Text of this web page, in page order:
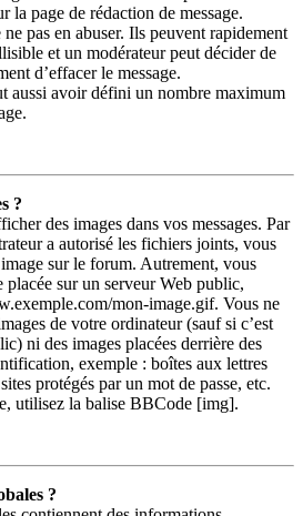
la page de rédaction de message.
pas en abuser. Ils peuvent rapidement
et un modérateur peut décider de
d’effacer le message.
aussi avoir défini un nombre maximum
?
des images dans vos messages. Par
a autorisé les fichiers joints, vous
sur le forum. Autrement, vous
placée sur un serveur Web public,
mon-image.gif. Vous ne
de votre ordinateur (sauf si c’est
ni des images placées derrière des
exemple : boîtes aux lettres
protégés par un mot de passe, etc.
utilisez la balise BBCode [img].
?